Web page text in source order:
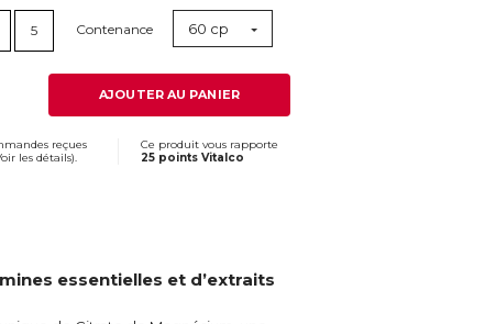
5 Contenance 60 cp
AJOUTER AU PANIER
reçues
les détails).
Ce produit vous rapporte
25 points Vitalco
essentielles et d’extraits